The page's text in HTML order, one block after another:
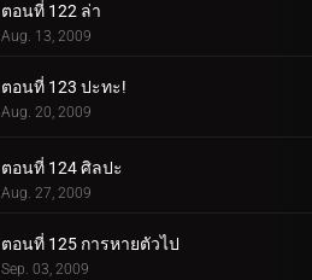
ตอนที่ 122 ล่า
Aug. 13, 2009
ตอนที่ 123 ปะทะ!
Aug. 20, 2009
ตอนที่ 124 ศิลปะ
Aug. 27, 2009
ตอนที่ 125 การหายตัวไป
Sep. 03, 2009